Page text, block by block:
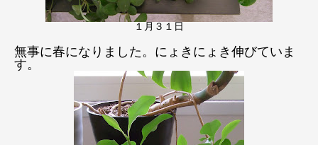
１月３１日
無事に春になりました。にょきにょき伸びていま
す。